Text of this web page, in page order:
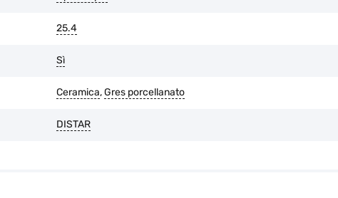
25.4
Sì
Ceramica,Gres porcellanato
DISTAR